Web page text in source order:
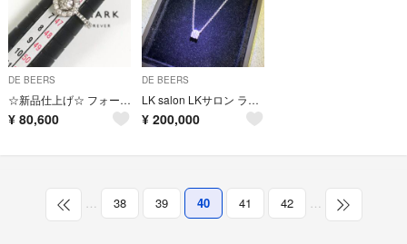
DE BEERS
☆新品仕上げ☆ フォーエバーマーク カシケイ リング forever mark
¥ 80,600
DE BEERS
LK salon LKサロン ラボグロウン ダイヤ ネックレス 0.5ct
¥ 200,000
… 38 39 40 41 42 …